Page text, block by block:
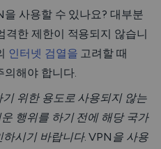
사용할 수 있나요? 대부분
격한 제한이 적용되지 않습니
인터넷 검열을 고려할 때
의해야 합니다.
위한 용도로 사용되지 않는
행위를 하기 전에 해당 국가
시기 바랍니다. VPN을 사용